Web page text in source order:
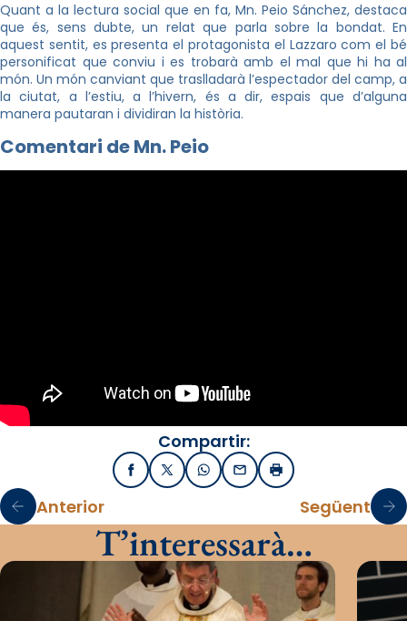
Quant a la lectura social que en fa, Mn. Peio Sánchez, destaca
que és, sens dubte, un relat que parla sobre la bondat. En
aquest sentit, es presenta el protagonista el Lazzaro com el bé
personificat que conviu i es trobarà amb el mal que hi ha al
món. Un món canviant que traslladarà l’espectador del camp, a
la ciutat, a l’estiu, a l’hivern, és a dir, espais que d’alguna
manera pautaran i dividiran la història.
Comentari de Mn. Peio
Compartir:
FacebookX / TwitterWhatsApp
EmailImprimir
Anterior Següent
T’interessarà…